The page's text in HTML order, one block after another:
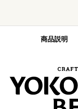
ル
1
商品説明